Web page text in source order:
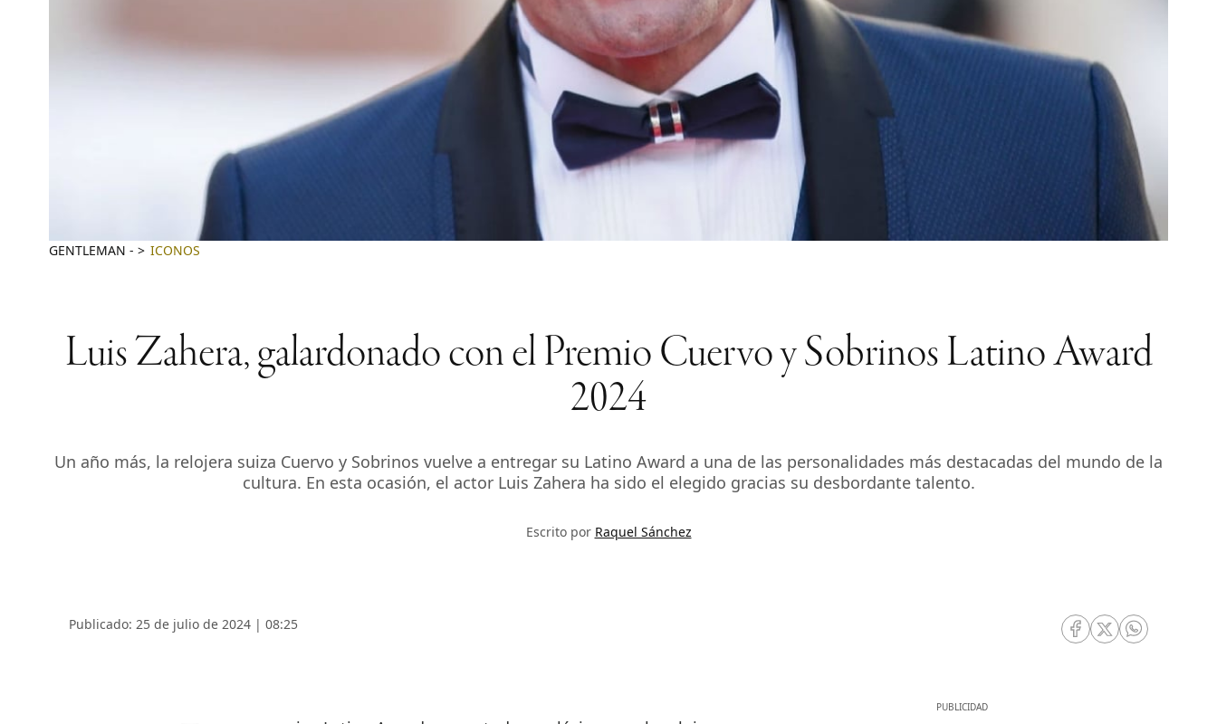
GENTLEMAN - ICONOS
Luis Zahera, galardonado con el Premio Cuervo y Sobrinos Latino Award
2024
Un año más, la relojera suiza Cuervo y Sobrinos vuelve a entregar su Latino Award a una de las personalidades más destacadas del mundo de la
cultura. En esta ocasión, el actor Luis Zahera ha sido el elegido gracias su desbordante talento.
Escrito por Raquel Sánchez
Publicado: 25 de julio de 2024 | 08:25
RRSS Facebook
RRSS Twitter
RRSS